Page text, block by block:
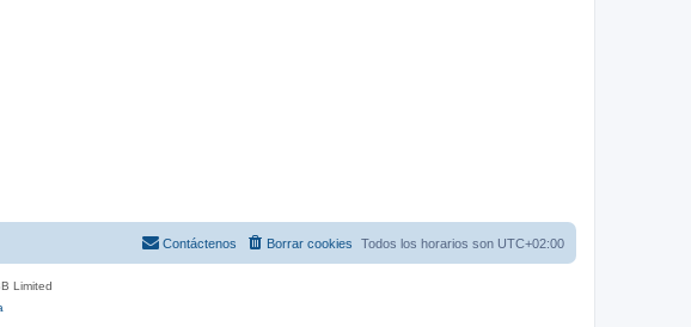
Todos los horarios son UTC+02:00
Borrar cookies
Contáctenos
Limited